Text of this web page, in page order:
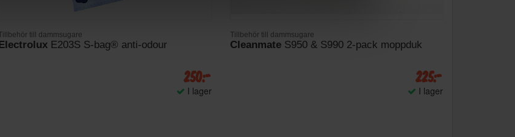
till dammsugare
Electrolux E203S S-bag® anti-odour
250:-
I lager
Tillbehör till dammsugare
CleanmateS950 & S990 2-pack moppduk
225:-
I lager